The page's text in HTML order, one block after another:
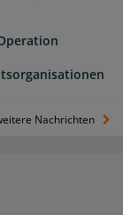
Nachrichten